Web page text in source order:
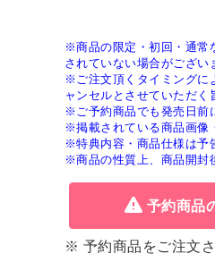
※商品の限定・初回・通常
されていない場合がござい
※ご注文頂くタイミングに
ャンセルとさせていただく
※ご予約商品でも発売日前
※掲載されている商品画像
※特典内容・商品仕様は予
※商品の性質上、商品開封
予約商品
※ 予約商品をご注文